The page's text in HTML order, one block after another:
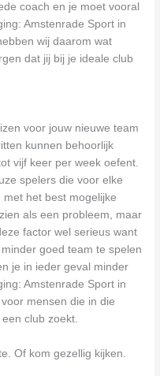
coach en je moet vooral
Amstenrade Sport in
wij daarom wat
dat jij bij je ideale club
voor jouw nieuwe team
kunnen behoorlijk
vijf keer per week oefent.
spelers die voor elke
het best mogelijke
als een probleem, maar
factor wel serieus want
goed team te spelen
je in ieder geval minder
Amstenrade Sport in
mensen die in die
club zoekt.
Of kom gezellig kijken.